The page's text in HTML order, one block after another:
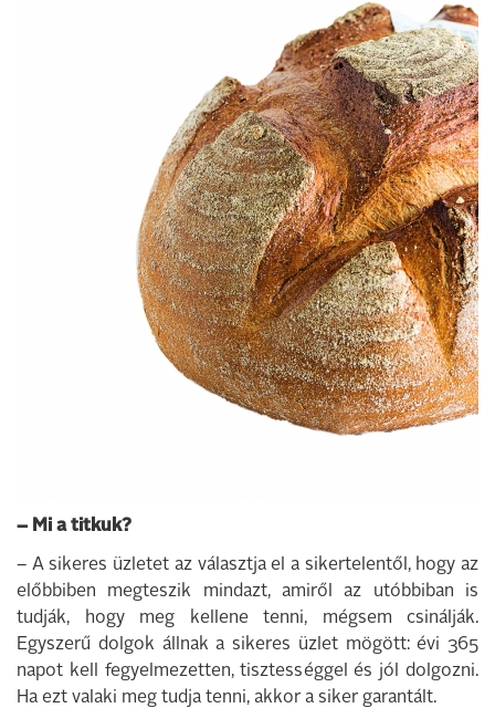
– Mi a titkuk?
– A sikeres üzletet az választja el a sikertelentől, hogy az
előbbiben megteszik mindazt, amiről az utóbbiban is
tudják, hogy meg kellene tenni, mégsem csinálják.
Egyszerű dolgok állnak a sikeres üzlet mögött: évi 365
napot kell fegyelmezetten, tisztességgel és jól dolgozni.
Ha ezt valaki meg tudja tenni, akkor a siker garantált.